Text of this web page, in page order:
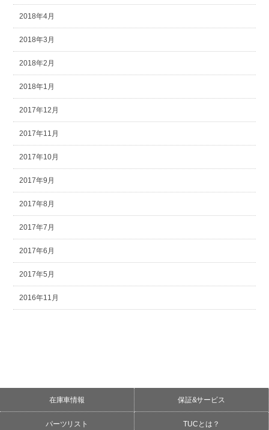
2018年4月
2018年3月
2018年2月
2018年1月
2017年12月
2017年11月
2017年10月
2017年9月
2017年8月
2017年7月
2017年6月
2017年5月
2016年11月
在庫車情報 保証&サービス
パーツリスト TUCとは？